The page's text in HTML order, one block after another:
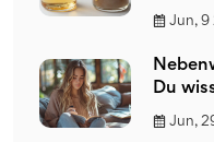
Jun, 9
Du
Jun,